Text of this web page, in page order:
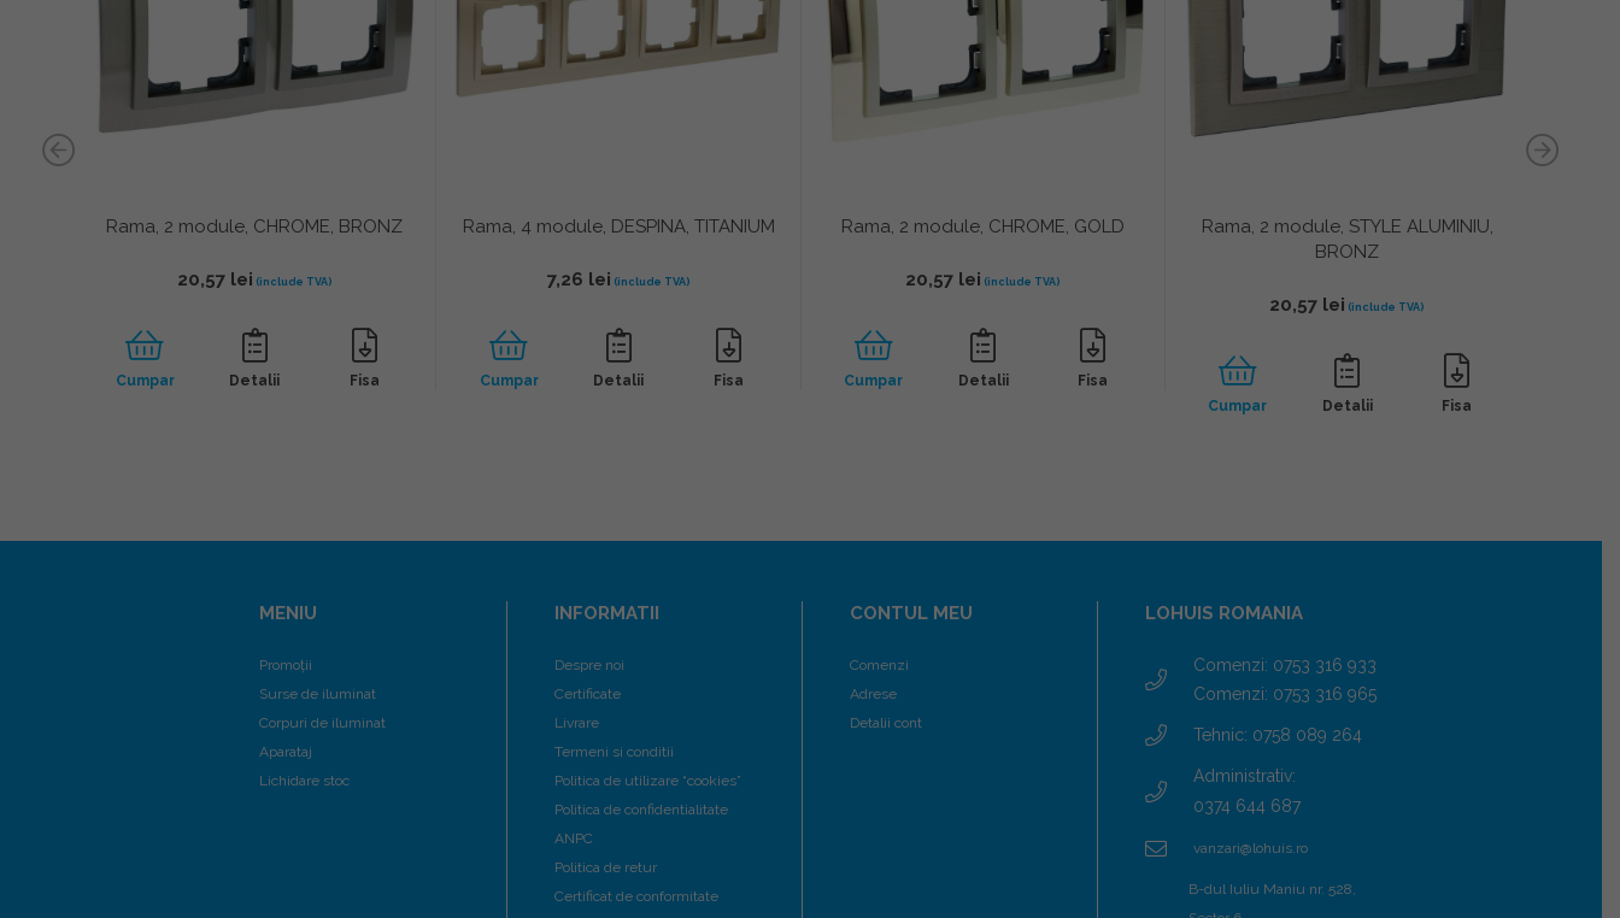
Rama, 2 module, CHROME, BRONZ
20,57 lei
Cumpar Detalii Fisa
Rama, 4 module, DESPINA, TITANIUM
7,26 lei
Cumpar Detalii Fisa
Rama, 2 module, CHROME, GOLD
20,57 lei
Cumpar Detalii Fisa
Rama, 2 module, STYLE ALUMINIU,
BRONZ
20,57 lei
Cumpar Detalii Fisa
MENIU
Promoții
Surse de iluminat
Corpuri de iluminat
Aparataj
Lichidare stoc
INFORMATII
Despre noi
Certificate
Livrare
Termeni si conditii
Politica de utilizare “cookies”
Politica de confidentialitate
ANPC
Politica de retur
Certificat de conformitate
CONTUL MEU
Comenzi
Adrese
Detalii cont
LOHUIS ROMANIA
Comenzi: 0753 316 933
Comenzi: 0753 316 965
Tehnic: 0758 089 264
Administrativ:
0374 644 687
vanzari@lohuis.ro
B-dul Iuliu Maniu nr. 528,